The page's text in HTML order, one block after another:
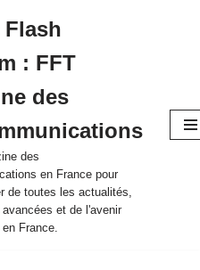
Flash
: FFT
des
des
en France pour
de toutes les actualités,
et de l'avenir
France.